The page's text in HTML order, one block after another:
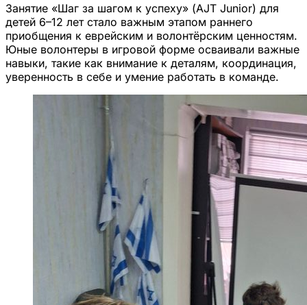
Занятие «Шаг за шагом к успеху» (AJT Junior) для
детей 6–12 лет стало важным этапом раннего
приобщения к еврейским и волонтёрским ценностям.
Юные волонтеры в игровой форме осваивали важные
навыки, такие как внимание к деталям, координация,
уверенность в себе и умение работать в команде.